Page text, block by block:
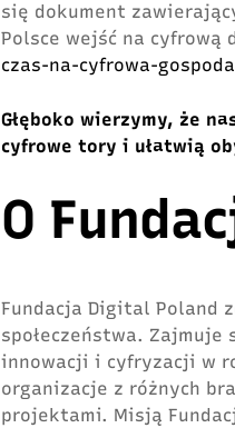
się dokument
Polsce wejść na cyfrową
czas-na-cyfrowa-
Głęboko wierzymy, że
cyfrowe tory i ułatwią
O
Fundacja Digital Poland
społeczeństwa.
innowacji i cyfryzacji w
organizacje z różnych
projektami. Misją